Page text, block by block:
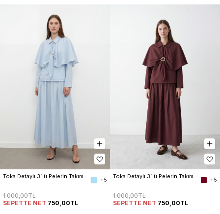
Toka Detaylı 3`lü Pelerin Takım
+5
1.000,00TL
SEPETTE NET 750,00TL
Toka Detaylı 3`lü Pelerin Takım
+5
1.000,00TL
SEPETTE NET 750,00TL